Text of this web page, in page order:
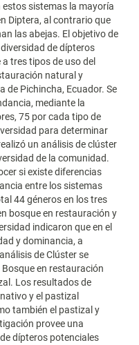
estos sistemas la mayoría
Diptera, al contrario que
las abejas. El objetivo de
de dípteros
tres tipos de uso del
natural y
de Pichincha, Ecuador. Se
mediante la
75 por cada tipo de
para determinar
un análisis de clúster
de la comunidad.
si existe diferencias
entre los sistemas
44 géneros en los tres
bosque en restauración y
indicaron que en el
y dominancia, a
de Clúster se
en restauración
Los resultados de
y el pastizal
también el pastizal y
provee una
dípteros potenciales